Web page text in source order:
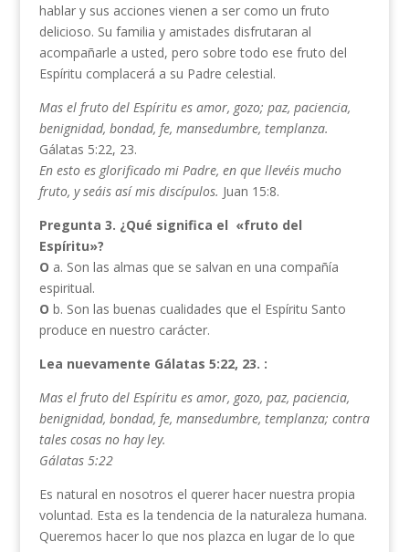
hablar y sus acciones vienen a ser como un fruto
delicioso. Su familia y amistades disfrutaran al
acompañarle a usted, pero sobre todo ese fruto del
Espíritu complacerá a su Padre celestial.
Mas el fruto del Espíritu es amor, gozo; paz, paciencia,
benignidad, bondad, fe, mansedumbre, templanza.
Gálatas 5:22, 23.
En esto es glorificado mi Padre, en que llevéis mucho
fruto, y seáis así mis discípulos. Juan 15:8.
Pregunta 3. ¿Qué significa el «fruto del
Espíritu»?
O a. Son las almas que se salvan en una compañía
espiritual.
O b. Son las buenas cualidades que el Espíritu Santo
produce en nuestro carácter.
Lea nuevamente Gálatas 5:22, 23. :
Mas el fruto del Espíritu es amor, gozo, paz, paciencia,
benignidad, bondad, fe, mansedumbre, templanza; contra
tales cosas no hay ley.
Gálatas 5:22
Es natural en nosotros el querer hacer nuestra propia
voluntad. Esta es la tendencia de la naturaleza humana.
Queremos hacer lo que nos plazca en lugar de lo que